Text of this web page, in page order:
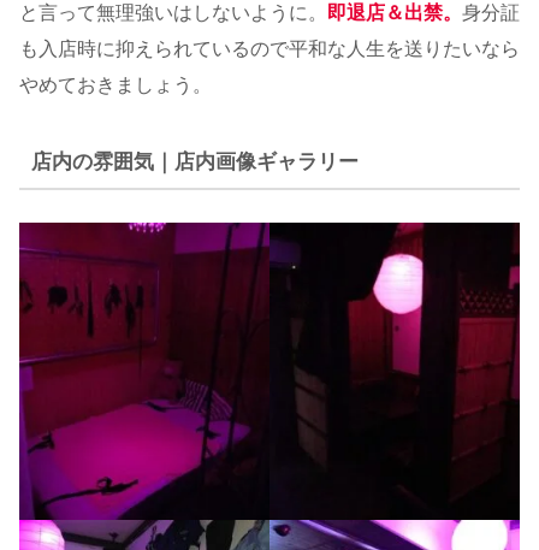
と言って無理強いはしないように。
即退店＆出禁。 身分証
も入店時に抑えられているので平和な人生を送りたいなら
やめておきましょう。
店内の雰囲気｜店内画像ギャラリー